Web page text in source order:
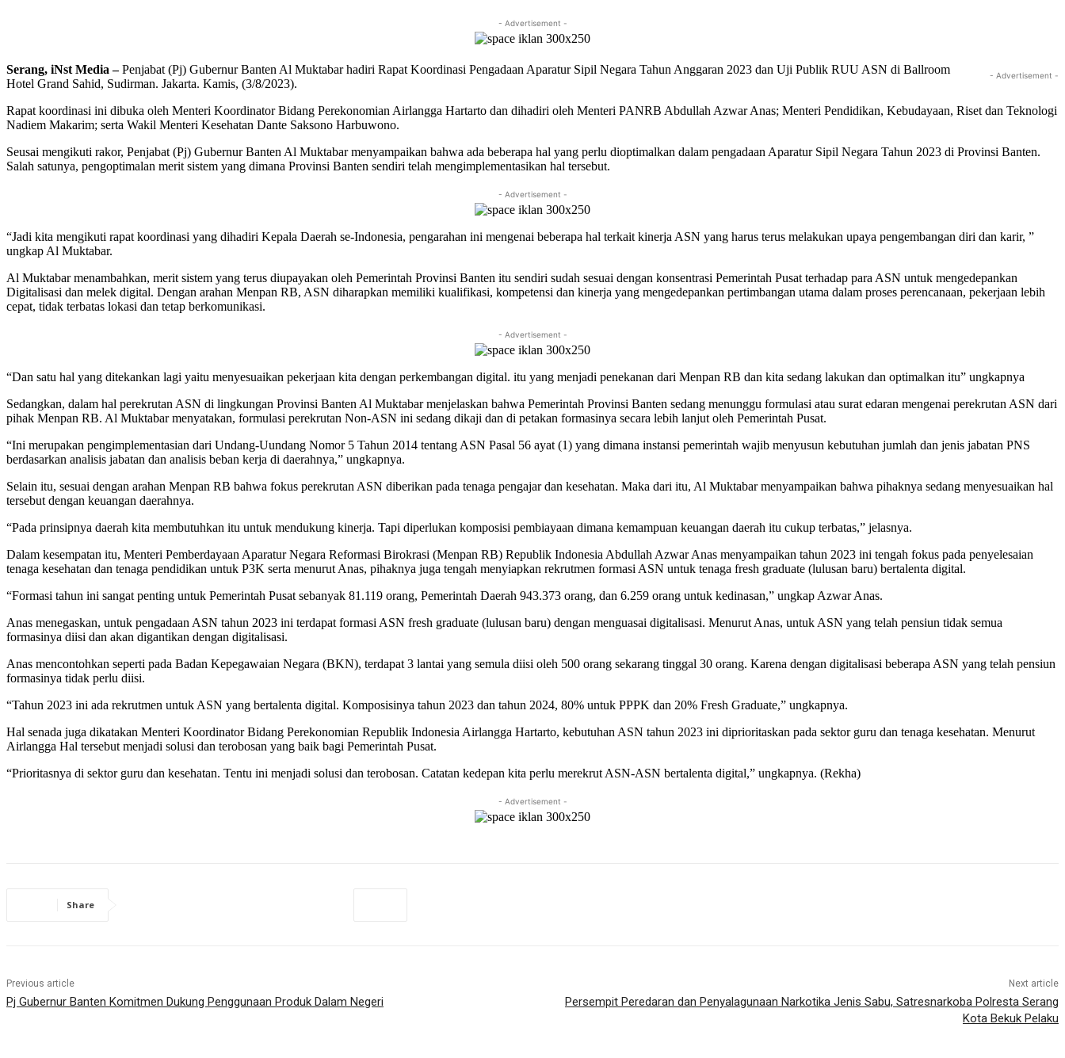
- Advertisement -
- Advertisement -
Serang, iNst Media –Penjabat (Pj) Gubernur Banten Al Muktabar hadiri Rapat Koordinasi Pengadaan Aparatur Sipil Negara Tahun Anggaran 2023 dan Uji Publik RUU ASN di Ballroom
Hotel Grand Sahid, Sudirman. Jakarta. Kamis, (3/8/2023).
Rapat koordinasi ini dibuka oleh Menteri Koordinator Bidang Perekonomian Airlangga Hartarto dan dihadiri oleh Menteri PANRB Abdullah Azwar Anas; Menteri Pendidikan, Kebudayaan, Riset dan Teknologi
Nadiem Makarim; serta Wakil Menteri Kesehatan Dante Saksono Harbuwono.
Seusai mengikuti rakor, Penjabat (Pj) Gubernur Banten Al Muktabar menyampaikan bahwa ada beberapa hal yang perlu dioptimalkan dalam pengadaan Aparatur Sipil Negara Tahun 2023 di Provinsi Banten.
Salah satunya, pengoptimalan merit sistem yang dimana Provinsi Banten sendiri telah mengimplementasikan hal tersebut.
- Advertisement -
“Jadi kita mengikuti rapat koordinasi yang dihadiri Kepala Daerah se-Indonesia, pengarahan ini mengenai beberapa hal terkait kinerja ASN yang harus terus melakukan upaya pengembangan diri dan karir, ”
ungkap Al Muktabar.
Al Muktabar menambahkan, merit sistem yang terus diupayakan oleh Pemerintah Provinsi Banten itu sendiri sudah sesuai dengan konsentrasi Pemerintah Pusat terhadap para ASN untuk mengedepankan
Digitalisasi dan melek digital. Dengan arahan Menpan RB, ASN diharapkan memiliki kualifikasi, kompetensi dan kinerja yang mengedepankan pertimbangan utama dalam proses perencanaan, pekerjaan lebih
cepat, tidak terbatas lokasi dan tetap berkomunikasi.
- Advertisement -
“Dan satu hal yang ditekankan lagi yaitu menyesuaikan pekerjaan kita dengan perkembangan digital. itu yang menjadi penekanan dari Menpan RB dan kita sedang lakukan dan optimalkan itu” ungkapnya
Sedangkan, dalam hal perekrutan ASN di lingkungan Provinsi Banten Al Muktabar menjelaskan bahwa Pemerintah Provinsi Banten sedang menunggu formulasi atau surat edaran mengenai perekrutan ASN dari
pihak Menpan RB. Al Muktabar menyatakan, formulasi perekrutan Non-ASN ini sedang dikaji dan di petakan formasinya secara lebih lanjut oleh Pemerintah Pusat.
“Ini merupakan pengimplementasian dari Undang-Uundang Nomor 5 Tahun 2014 tentang ASN Pasal 56 ayat (1) yang dimana instansi pemerintah wajib menyusun kebutuhan jumlah dan jenis jabatan PNS
berdasarkan analisis jabatan dan analisis beban kerja di daerahnya,” ungkapnya.
Selain itu, sesuai dengan arahan Menpan RB bahwa fokus perekrutan ASN diberikan pada tenaga pengajar dan kesehatan. Maka dari itu, Al Muktabar menyampaikan bahwa pihaknya sedang menyesuaikan hal
tersebut dengan keuangan daerahnya.
“Pada prinsipnya daerah kita membutuhkan itu untuk mendukung kinerja. Tapi diperlukan komposisi pembiayaan dimana kemampuan keuangan daerah itu cukup terbatas,” jelasnya.
Dalam kesempatan itu, Menteri Pemberdayaan Aparatur Negara Reformasi Birokrasi (Menpan RB) Republik Indonesia Abdullah Azwar Anas menyampaikan tahun 2023 ini tengah fokus pada penyelesaian
tenaga kesehatan dan tenaga pendidikan untuk P3K serta menurut Anas, pihaknya juga tengah menyiapkan rekrutmen formasi ASN untuk tenaga fresh graduate (lulusan baru) bertalenta digital.
“Formasi tahun ini sangat penting untuk Pemerintah Pusat sebanyak 81.119 orang, Pemerintah Daerah 943.373 orang, dan 6.259 orang untuk kedinasan,” ungkap Azwar Anas.
Anas menegaskan, untuk pengadaan ASN tahun 2023 ini terdapat formasi ASN fresh graduate (lulusan baru) dengan menguasai digitalisasi. Menurut Anas, untuk ASN yang telah pensiun tidak semua
formasinya diisi dan akan digantikan dengan digitalisasi.
Anas mencontohkan seperti pada Badan Kepegawaian Negara (BKN), terdapat 3 lantai yang semula diisi oleh 500 orang sekarang tinggal 30 orang. Karena dengan digitalisasi beberapa ASN yang telah pensiun
formasinya tidak perlu diisi.
“Tahun 2023 ini ada rekrutmen untuk ASN yang bertalenta digital. Komposisinya tahun 2023 dan tahun 2024, 80% untuk PPPK dan 20% Fresh Graduate,” ungkapnya.
Hal senada juga dikatakan Menteri Koordinator Bidang Perekonomian Republik Indonesia Airlangga Hartarto, kebutuhan ASN tahun 2023 ini diprioritaskan pada sektor guru dan tenaga kesehatan. Menurut
Airlangga Hal tersebut menjadi solusi dan terobosan yang baik bagi Pemerintah Pusat.
“Prioritasnya di sektor guru dan kesehatan. Tentu ini menjadi solusi dan terobosan. Catatan kedepan kita perlu merekrut ASN-ASN bertalenta digital,” ungkapnya. (Rekha)
- Advertisement -
Share
Previous article
Pj Gubernur Banten Komitmen Dukung Penggunaan Produk Dalam Negeri
Next article
Persempit Peredaran dan Penyalagunaan Narkotika Jenis Sabu, Satresnarkoba Polresta Serang
Kota Bekuk Pelaku